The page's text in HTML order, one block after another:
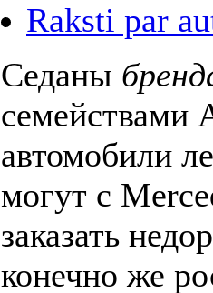
Raksti par
Седаны
семействами
автомобили
могут с
заказать
конечно же